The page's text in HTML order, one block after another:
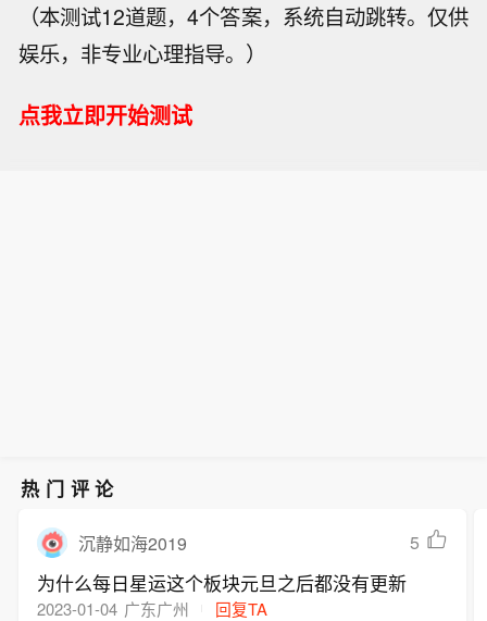
（本测试12道题，4个答案，系统自动跳转。仅供
娱乐，非专业心理指导。）
点我立即开始测试
热门评论
沉静如海2019 5
为什么每日星运这个板块元旦之后都没有更新
2023-01-04 广东广州 回复TA